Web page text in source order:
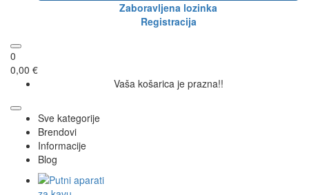
Zaboravljena lozinka
Registracija
0
0,00 €
Vaša košarica je prazna!!
Sve kategorije
Brendovi
Informacije
Blog